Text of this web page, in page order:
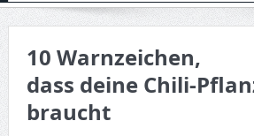
10 Warnzeichen,
dass deine Chili-
braucht